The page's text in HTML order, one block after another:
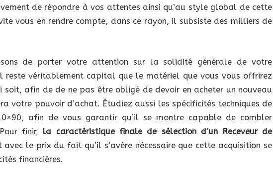
de répondre à vos attentes ainsi qu’au style global de cette
vous en rendre compte, dans ce rayon, il subsiste des milliers de
de porter votre attention sur la solidité générale de votre
reste véritablement capital que le matériel que vous vous offrirez
afin de de ne pas être obligé de devoir en acheter un nouveau
votre pouvoir d’achat. Étudiez aussi les spécificités techniques de
afin de vous garantir qu’il se montre capable de combler
finir, la caractéristique finale de sélection d’un Receveur de
le prix du fait qu’il s’avère nécessaire que cette acquisition se
financières.